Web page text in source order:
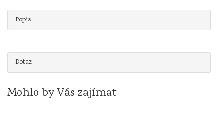
Popis
Dotaz
Mohlo by Vás zajímat